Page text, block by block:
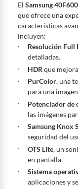
De conformidad con lo
2011 en armonía con
para que el cliente
hábiles contados a
producto deberá estar
en su caja original, con
Tienes 30 días
pedir su
categorías no se
Ten en cuenta
pueden devolver
personal,
vitaminas,
electrónicos,
deportivas.
Para conocer más
devolución ingresa a
El Samsung
que ofrece una
características
incluyen:
Resolución Full
detalladas.
HDR que
PurColor, una
para una
Potenciador de
las imágenes
Samsung Knox
seguridad del
OTS Lite, un
en pantalla.
Sistema
aplicaciones y